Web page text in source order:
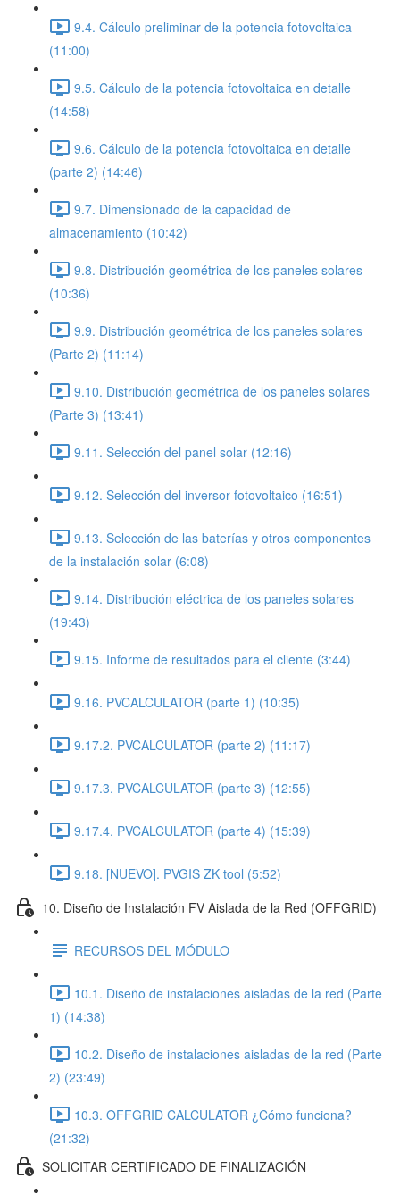
9.4. Cálculo preliminar de la potencia fotovoltaica
(11:00)
9.5. Cálculo de la potencia fotovoltaica en detalle
(14:58)
9.6. Cálculo de la potencia fotovoltaica en detalle
(parte 2) (14:46)
9.7. Dimensionado de la capacidad de
almacenamiento (10:42)
9.8. Distribución geométrica de los paneles solares
(10:36)
9.9. Distribución geométrica de los paneles solares
(Parte 2) (11:14)
9.10. Distribución geométrica de los paneles solares
(Parte 3) (13:41)
9.11. Selección del panel solar (12:16)
9.12. Selección del inversor fotovoltaico (16:51)
9.13. Selección de las baterías y otros componentes
de la instalación solar (6:08)
9.14. Distribución eléctrica de los paneles solares
(19:43)
9.15. Informe de resultados para el cliente (3:44)
9.16. PVCALCULATOR (parte 1) (10:35)
9.17.2. PVCALCULATOR (parte 2) (11:17)
9.17.3. PVCALCULATOR (parte 3) (12:55)
9.17.4. PVCALCULATOR (parte 4) (15:39)
9.18. [NUEVO]. PVGIS ZK tool (5:52)
10. Diseño de Instalación FV Aislada de la Red (OFFGRID)
RECURSOS DEL MÓDULO
10.1. Diseño de instalaciones aisladas de la red (Parte
1) (14:38)
10.2. Diseño de instalaciones aisladas de la red (Parte
2) (23:49)
10.3. OFFGRID CALCULATOR ¿Cómo funciona?
(21:32)
SOLICITAR CERTIFICADO DE FINALIZACIÓN